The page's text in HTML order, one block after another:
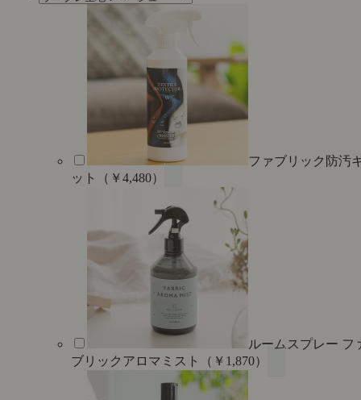
ファブリック防汚
ット（￥4,480）
ルームスプレー フ
ブリックアロマミスト（￥1,870）